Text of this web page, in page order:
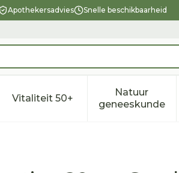
Apothekersadvies Snelle beschikbaarheid
categorie
en vitamines categorie
voor Zwangerschap en
Vitaliteit 50+Toon submenu voor
Natuur
geneeskunde
Toon